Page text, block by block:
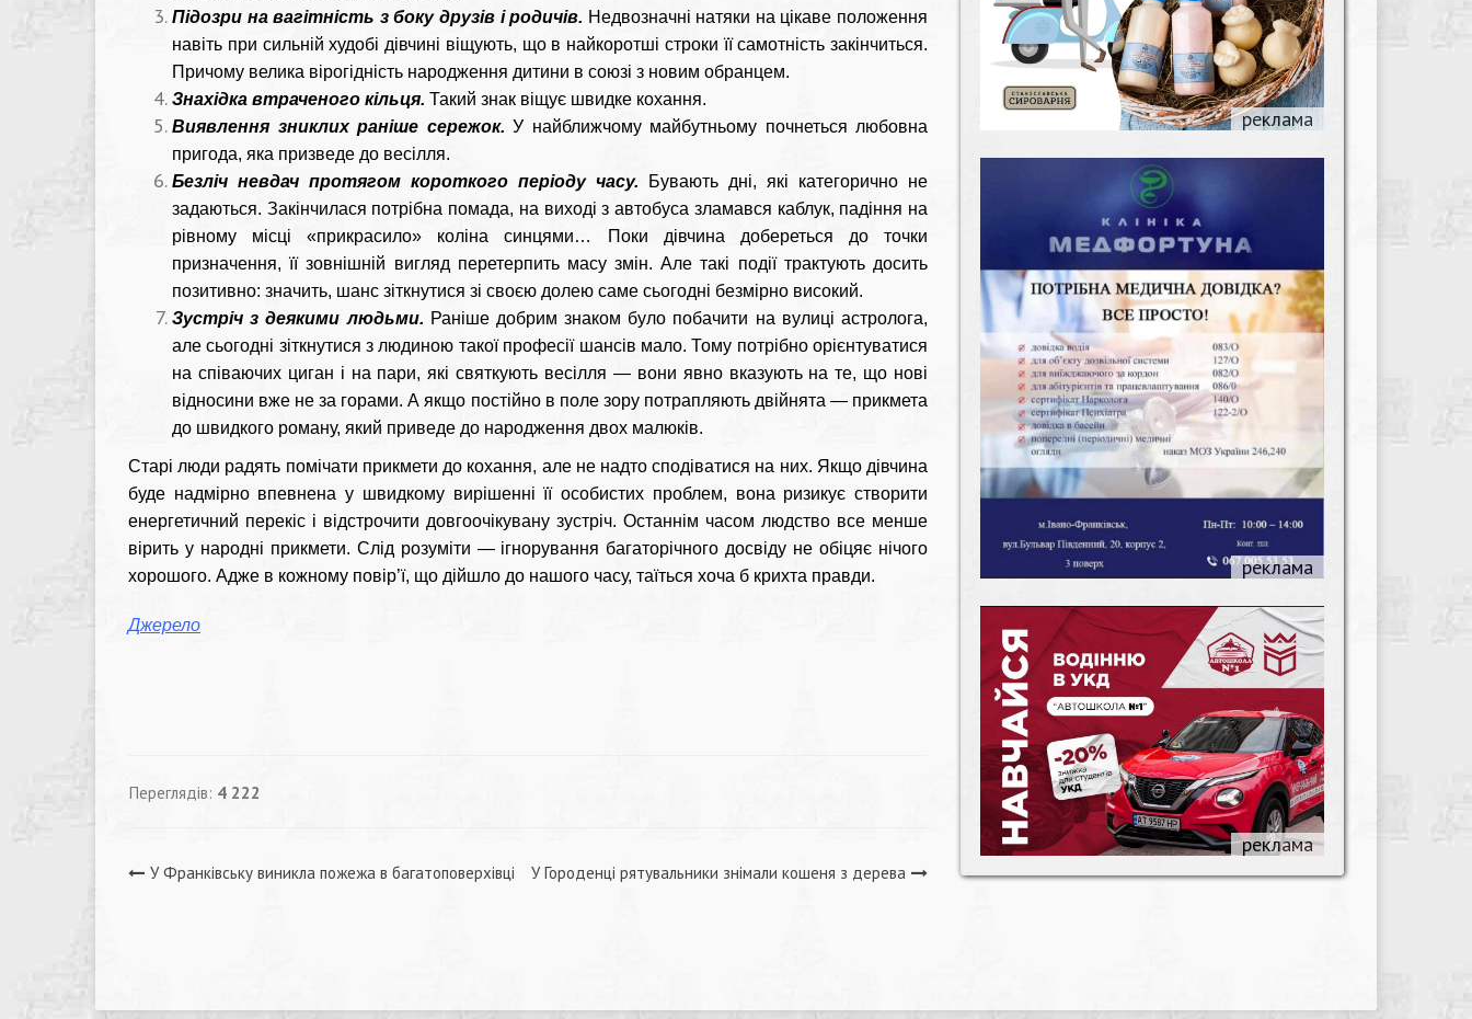
Підозри на вагітність з боку друзів і родичів. Недвозначні натяки на цікаве положення
навіть при сильній худобі дівчині віщують, що в найкоротші строки її самотність закінчиться.
Причому велика вірогідність народження дитини в союзі з новим обранцем.
Знахідка втраченого кільця. Такий знак віщує швидке кохання.
Виявлення зниклих раніше сережок. У найближчому майбутньому почнеться любовна
пригода, яка призведе до весілля.
Безліч невдач протягом короткого періоду часу. Бувають дні, які категорично не
задаються. Закінчилася потрібна помада, на виході з автобуса зламався каблук, падіння на
рівному місці «прикрасило» коліна синцями… Поки дівчина добереться до точки
призначення, її зовнішній вигляд перетерпить масу змін. Але такі події трактують досить
позитивно: значить, шанс зіткнутися зі своєю долею саме сьогодні безмірно високий.
Зустріч з деякими людьми. Раніше добрим знаком було побачити на вулиці астролога,
але сьогодні зіткнутися з людиною такої професії шансів мало. Тому потрібно орієнтуватися
на співаючих циган і на пари, які святкують весілля — вони явно вказують на те, що нові
відносини вже не за горами. А якщо постійно в поле зору потрапляють двійнята — прикмета
до швидкого роману, який приведе до народження двох малюків.
Старі люди радять помічати прикмети до кохання, але не надто сподіватися на них. Якщо дівчина
буде надмірно впевнена у швидкому вирішенні її особистих проблем, вона ризикує створити
енергетичний перекіс і відстрочити довгоочікувану зустріч. Останнім часом людство все менше
вірить у народні прикмети. Слід розуміти — ігнорування багаторічного досвіду не обіцяє нічого
хорошого. Адже в кожному повір’ї, що дійшло до нашого часу, таїться хоча б крихта правди.
Джерело
Переглядів: 4 222
Навігація
У Франківську виникла пожежа в багатоповерхівці У Городенці рятувальники знімали кошеня з дерева